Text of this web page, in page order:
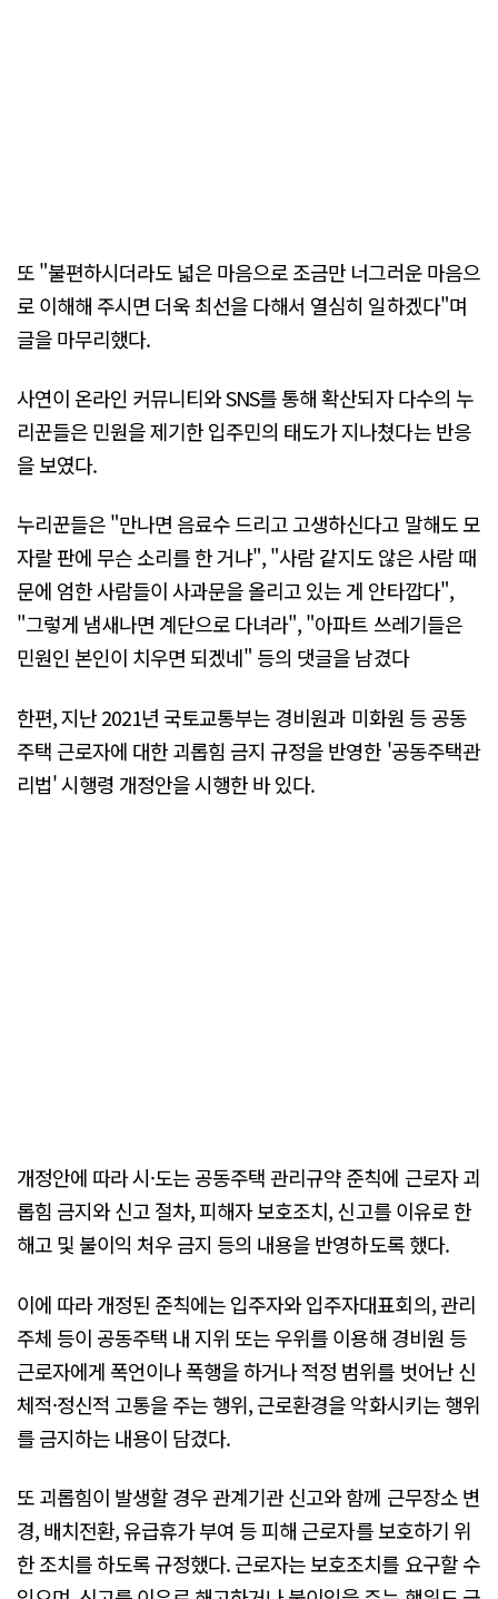
또 "불편하시더라도 넓은 마음으로 조금만 너그러운 마음으
로 이해해 주시면 더욱 최선을 다해서 열심히 일하겠다"며
글을 마무리했다.
사연이 온라인 커뮤니티와 SNS를 통해 확산되자 다수의 누
리꾼들은 민원을 제기한 입주민의 태도가 지나쳤다는 반응
을 보였다.
누리꾼들은 "만나면 음료수 드리고 고생하신다고 말해도 모
자랄 판에 무슨 소리를 한 거냐", "사람 같지도 않은 사람 때
문에 엄한 사람들이 사과문을 올리고 있는 게 안타깝다",
"그렇게 냄새나면 계단으로 다녀라", "아파트 쓰레기들은
민원인 본인이 치우면 되겠네" 등의 댓글을 남겼다
한편, 지난 2021년 국토교통부는 경비원과 미화원 등 공동
주택 근로자에 대한 괴롭힘 금지 규정을 반영한 '공동주택관
리법' 시행령 개정안을 시행한 바 있다.
개정안에 따라 시·도는 공동주택 관리규약 준칙에 근로자 괴
롭힘 금지와 신고 절차, 피해자 보호조치, 신고를 이유로 한
해고 및 불이익 처우 금지 등의 내용을 반영하도록 했다.
이에 따라 개정된 준칙에는 입주자와 입주자대표회의, 관리
주체 등이 공동주택 내 지위 또는 우위를 이용해 경비원 등
근로자에게 폭언이나 폭행을 하거나 적정 범위를 벗어난 신
체적·정신적 고통을 주는 행위, 근로환경을 악화시키는 행위
를 금지하는 내용이 담겼다.
또 괴롭힘이 발생할 경우 관계기관 신고와 함께 근무장소 변
경, 배치전환, 유급휴가 부여 등 피해 근로자를 보호하기 위
한 조치를 하도록 규정했다. 근로자는 보호조치를 요구할 수